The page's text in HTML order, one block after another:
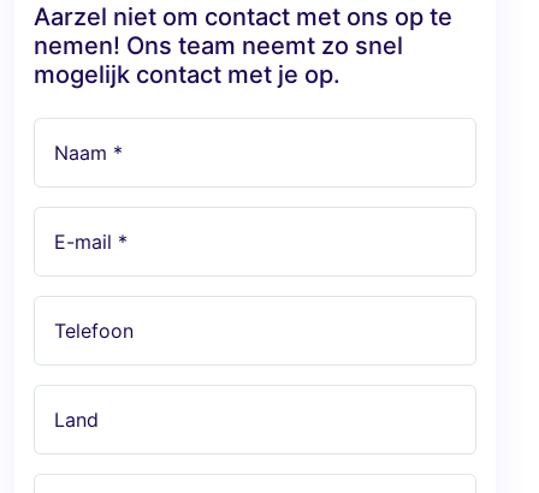
Aarzel niet om contact met ons op te
nemen! Ons team neemt zo snel
mogelijk contact met je op.
Naam *
E-mail *
Telefoon
Land